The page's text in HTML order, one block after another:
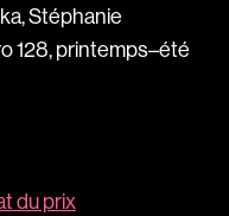
Stéphanie
128, printemps–été
du prix